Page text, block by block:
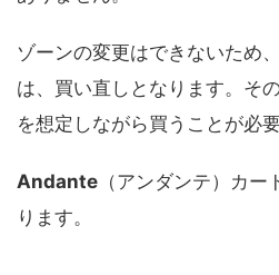
ゾーンの変更はできないため
は、買い直しとなります。そ
を想定しながら買うことが必
Andante （アンダンテ）カ
ります。